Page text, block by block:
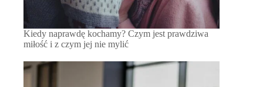
Kiedy naprawdę kochamy? Czym jest prawdziwa
miłość i z czym jej nie mylić